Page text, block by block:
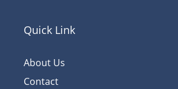
Quick Link
About Us
Contact